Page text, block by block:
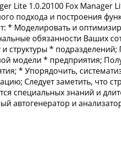
Lite 1.0.20100 Fox Manager
подхода и построения
* Моделировать и
обязанности Ваших
и структуры *
модели * предприятия;
* Упорядочить,
Следует заметить, что
специальных знаний и
автогенератор и